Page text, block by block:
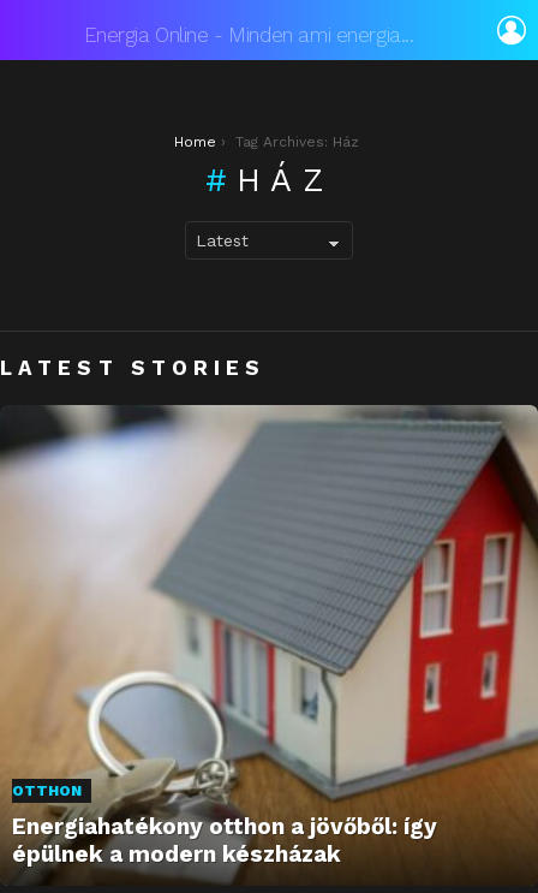
Energia Online - Minden ami energia...
Home Tag Archives: Ház
HÁZ
LATEST STORIES
OTTHON
Energiahatékony otthon a jövőből: így
épülnek a modern készházak